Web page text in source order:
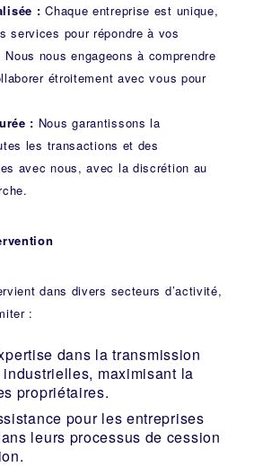
: Chaque entreprise est unique,
services pour répondre à vos
nous engageons à comprendre
étroitement avec vous pour
: Nous garantissons la
les transactions et des
avec nous, avec la discrétion au
dans divers secteurs d’activité,
:
dans la transmission
industrielles, maximisant la
propriétaires.
pour les entreprises
leurs processus de cession